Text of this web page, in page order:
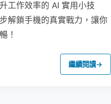
工作效率的 AI 實用小技
解鎖手機的真實戰力，讓你
！
繼續閱讀→